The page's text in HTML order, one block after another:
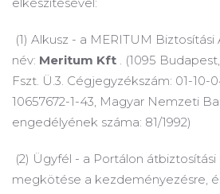
(1) Alkusz - a MERITUM Biztosítási
név: Meritum Kft . (1095
Fszt. Ü.3. Cégjegyzékszám: 01-10-
10657672-1-43, Magyar Nemzeti
engedélyének száma: 81/1992)
(2) Ügyfél - a Portálon átbiztosítási
megkötése a kezdeményezésre,